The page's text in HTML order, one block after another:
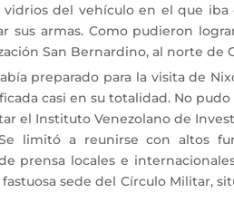
vidrios del vehículo en el que
sus armas. Como pudieron
San Bernardino, al norte de
preparado para la visita de
casi en su totalidad. No
el Instituto Venezolano de
limitó a reunirse con altos
prensa locales e
sede del Círculo Militar,